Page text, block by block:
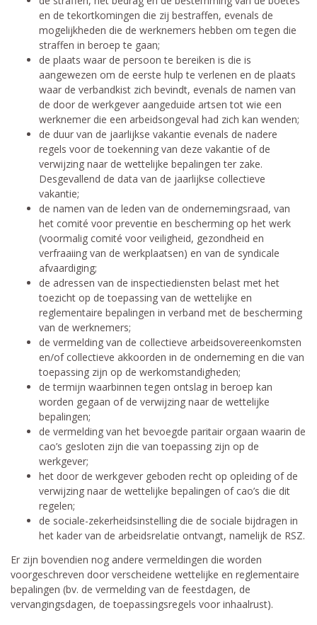
en de tekortkomingen die zij bestraffen, evenals de
mogelijkheden die de werknemers hebben om tegen die
straffen in beroep te gaan;
de plaats waar de persoon te bereiken is die is
aangewezen om de eerste hulp te verlenen en de plaats
waar de verbandkist zich bevindt, evenals de namen van
de door de werkgever aangeduide artsen tot wie een
werknemer die een arbeidsongeval had zich kan wenden;
de duur van de jaarlijkse vakantie evenals de nadere
regels voor de toekenning van deze vakantie of de
verwijzing naar de wettelijke bepalingen ter zake.
Desgevallend de data van de jaarlijkse collectieve
vakantie;
de namen van de leden van de ondernemingsraad, van
het comité voor preventie en bescherming op het werk
(voormalig comité voor veiligheid, gezondheid en
verfraaiing van de werkplaatsen) en van de syndicale
afvaardiging;
de adressen van de inspectiediensten belast met het
toezicht op de toepassing van de wettelijke en
reglementaire bepalingen in verband met de bescherming
van de werknemers;
de vermelding van de collectieve arbeidsovereenkomsten
en/of collectieve akkoorden in de onderneming en die van
toepassing zijn op de werkomstandigheden;
de termijn waarbinnen tegen ontslag in beroep kan
worden gegaan of de verwijzing naar de wettelijke
bepalingen;
de vermelding van het bevoegde paritair orgaan waarin de
cao’s gesloten zijn die van toepassing zijn op de
werkgever;
het door de werkgever geboden recht op opleiding of de
verwijzing naar de wettelijke bepalingen of cao’s die dit
regelen;
de sociale-zekerheidsinstelling die de sociale bijdragen in
het kader van de arbeidsrelatie ontvangt, namelijk de RSZ.
Er zijn bovendien nog andere vermeldingen die worden
voorgeschreven door verscheidene wettelijke en reglementaire
bepalingen (bv. de vermelding van de feestdagen, de
vervangingsdagen, de toepassingsregels voor inhaalrust).